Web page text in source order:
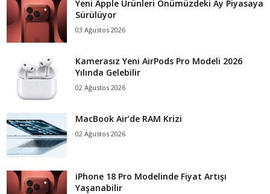
Yeni Apple Ürünleri Önümüzdeki Ay Piyasaya
Sürülüyor
03 Ağustos 2026
Kamerasız Yeni AirPods Pro Modeli 2026
Yılında Gelebilir
02 Ağustos 2026
MacBook Air’de RAM Krizi
02 Ağustos 2026
iPhone 18 Pro Modelinde Fiyat Artışı
Yaşanabilir